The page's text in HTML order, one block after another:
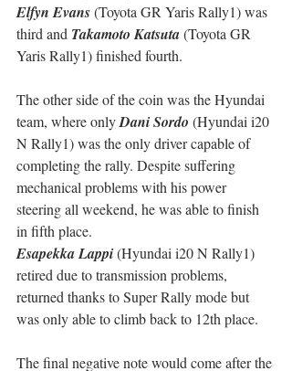
Elfyn Evans (Toyota GR Yaris Rally1) was
third and Takamoto Katsuta (Toyota GR
Yaris Rally1) finished fourth.
The other side of the coin was the Hyundai
team, where only Dani Sordo (Hyundai i20
N Rally1) was the only driver capable of
completing the rally. Despite suffering
mechanical problems with his power
steering all weekend, he was able to finish
in fifth place.
Esapekka Lappi (Hyundai i20 N Rally1)
retired due to transmission problems,
returned thanks to Super Rally mode but
was only able to climb back to 12th place.
The final negative note would come after the